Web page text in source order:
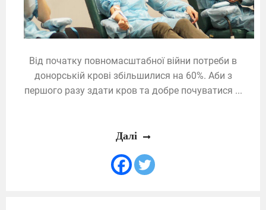
Від початку повномасштабної війни потреби в
донорській крові збільшилися на 60%. Аби з
першого разу здати кров та добре почуватися ...
Далі